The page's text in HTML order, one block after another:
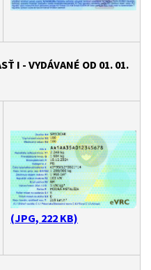
I - VYDÁVANÉ OD 01. 01.
(JPG, 222 KB)